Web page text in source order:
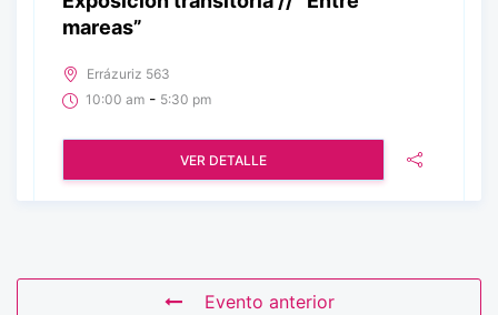
mareas”
Errázuriz 563
10:00 am - 5:30 pm
VER DETALLE
Evento anterior